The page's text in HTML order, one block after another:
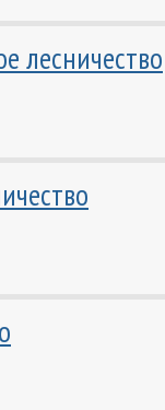
лесничество